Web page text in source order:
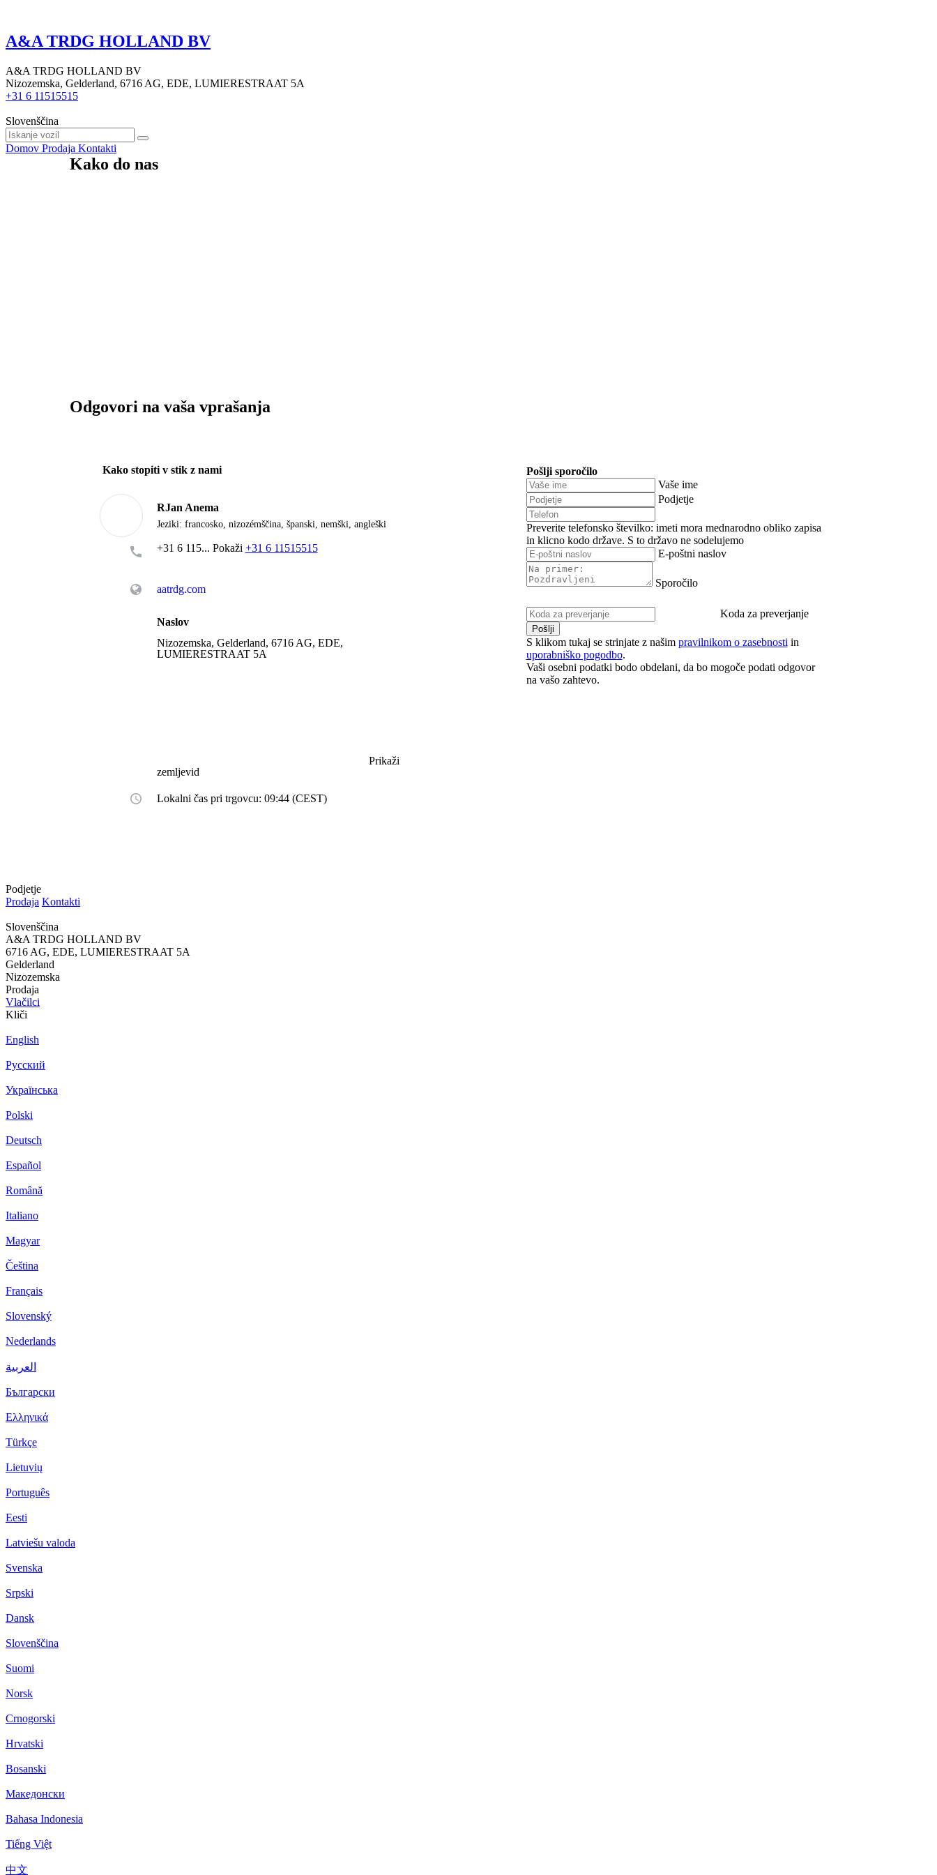
A&A TRDG HOLLAND BV
A&A TRDG HOLLAND BV
Nizozemska, Gelderland, 6716 AG, EDE, LUMIERESTRAAT 5A
+31 6 11515515
Slovenščina
Domov Prodaja Kontakti
Kako do nas
Odgovori na vaša vprašanja
Kako stopiti v stik z nami
RJan Anema
Jeziki: francosko, nizozémščina, španski, nemški, angleški
+31 6 115... Pokaži +31 6 11515515
aatrdg.com
Naslov
Nizozemska, Gelderland, 6716 AG, EDE,
LUMIERESTRAAT 5A
Prikaži
zemljevid
Lokalni čas pri trgovcu: 09:44 (CEST)
Pošlji sporočilo
Vaše ime
Podjetje
Preverite telefonsko številko: imeti mora mednarodno obliko zapisa
in klicno kodo države. S to državo ne sodelujemo
E-poštni naslov
Sporočilo
Koda za preverjanje
S klikom tukaj se strinjate z našim pravilnikom o zasebnosti in
uporabniško pogodbo.
Vaši osebni podatki bodo obdelani, da bo mogoče podati odgovor
na vašo zahtevo.
Podjetje
Prodaja Kontakti
Slovenščina
A&A TRDG HOLLAND BV
6716 AG, EDE, LUMIERESTRAAT 5A
Gelderland
Nizozemska
Prodaja
Vlačilci
Kliči
English
Русский
Українська
Polski
Deutsch
Español
Română
Italiano
Magyar
Čeština
Français
Slovenský
Nederlands
العربية
Български
Ελληνικά
Türkçe
Lietuvių
Português
Eesti
Latviešu valoda
Svenska
Srpski
Dansk
Slovenščina
Suomi
Norsk
Crnogorski
Hrvatski
Bosanski
Македонски
Bahasa Indonesia
Tiếng Việt
中文